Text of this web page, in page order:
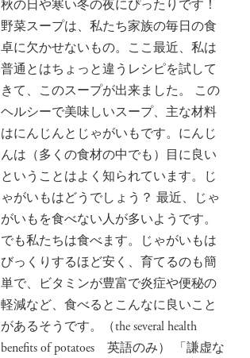
秋の日や寒い冬の夜にぴったりです！
野菜スープは、私たち家族の毎日の食
卓に欠かせないもの。ここ最近、私は
普通とはちょっと違うレシピを試して
きて、このスープが出来ました。 この
ヘルシーで美味しいスープ、主な材料
はにんじんとじゃがいもです。にんじ
んは（多くの食材の中でも）目に良い
ということはよく知られています。じ
ゃがいもはどうでしょう？ 最近、じゃ
がいもを食べない人が多いようです。
でも私たちは食べます。じゃがいもは
びっくりするほど安く、育てるのも簡
単で、ビタミンが豊富で炎症や便秘の
軽減など、食べるとこんなに良いこと
があるそうです。（the several health
benefits of potatoes 英語のみ） 「謙虚な